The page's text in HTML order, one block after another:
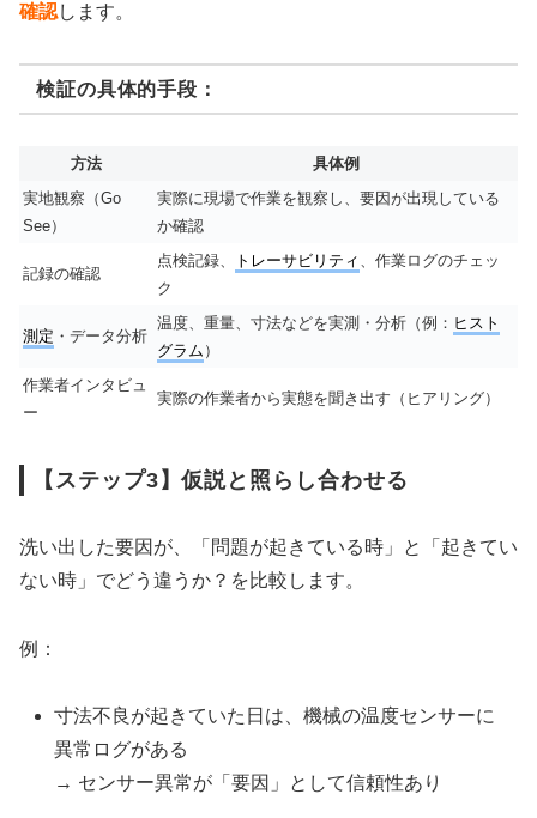
確認します。
検証の具体的手段：
方法
具体例
実地観察（Go
See）
実際に現場で作業を観察し、要因が出現している
か確認
記録の確認
点検記録、 トレーサビリティ 、作業ログのチェッ
ク
測定 ・データ分析
温度、重量、寸法などを実測・分析（例： ヒスト
グラム ）
作業者インタビュ
ー
実際の作業者から実態を聞き出す（ヒアリング）
【ステップ3】仮説と照らし合わせる
洗い出した要因が、「問題が起きている時」と「起きてい
ない時」でどう違うか？を比較します。
例：
寸法不良が起きていた日は、機械の温度センサーに
異常ログがある
→ センサー異常が「要因」として信頼性あり